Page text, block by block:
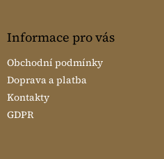
Informace pro vás
Obchodní podmínky
Doprava a platba
Kontakty
GDPR